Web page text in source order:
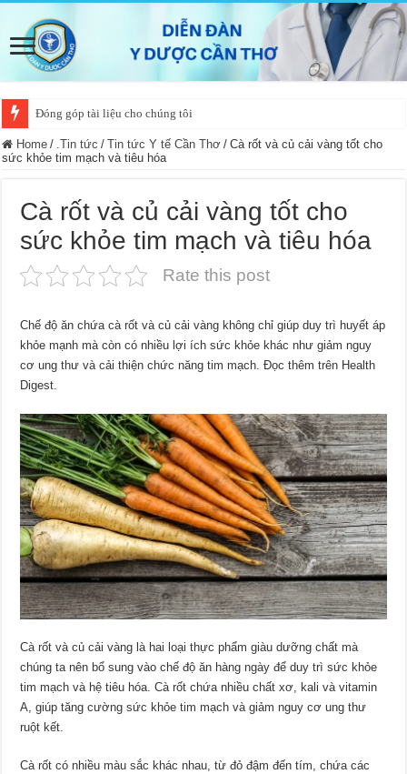
Đóng góp tài liệu cho chúng tôi
Home / .Tin tức / Tin tức Y tế Cần Thơ / Cà rốt và củ cải vàng tốt cho
sức khỏe tim mạch và tiêu hóa
Cà rốt và củ cải vàng tốt cho
sức khỏe tim mạch và tiêu hóa
Rate this post
Chế độ ăn chứa cà rốt và củ cải vàng không chỉ giúp duy trì huyết áp
khỏe mạnh mà còn có nhiều lợi ích sức khỏe khác như giảm nguy
cơ ung thư và cải thiện chức năng tim mạch. Đọc thêm trên Health
Digest.
Cà rốt và củ cải vàng là hai loại thực phẩm giàu dưỡng chất mà
chúng ta nên bổ sung vào chế độ ăn hàng ngày để duy trì sức khỏe
tim mạch và hệ tiêu hóa. Cà rốt chứa nhiều chất xơ, kali và vitamin
A, giúp tăng cường sức khỏe tim mạch và giảm nguy cơ ung thư
ruột kết.
Cà rốt có nhiều màu sắc khác nhau, từ đỏ đậm đến tím, chứa các